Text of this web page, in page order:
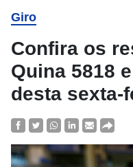
Giro
Confira os
Quina 5818
desta sexta-